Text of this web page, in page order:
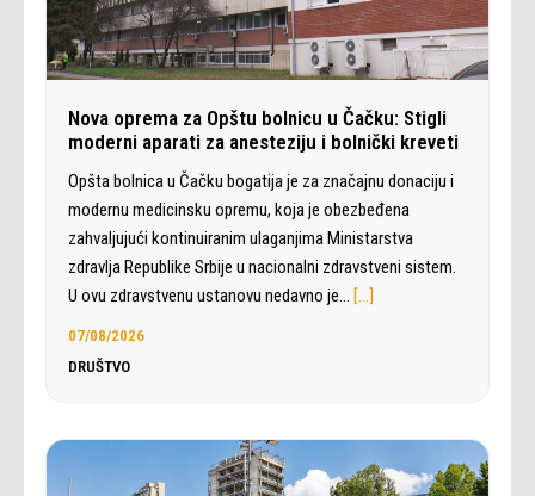
Nova oprema za Opštu bolnicu u Čačku: Stigli
moderni aparati za anesteziju i bolnički kreveti
Opšta bolnica u Čačku bogatija je za značajnu donaciju i
modernu medicinsku opremu, koja je obezbeđena
zahvaljujući kontinuiranim ulaganjima Ministarstva
zdravlja Republike Srbije u nacionalni zdravstveni sistem.
U ovu zdravstvenu ustanovu nedavno je… […]
07/08/2026
DRUŠTVO